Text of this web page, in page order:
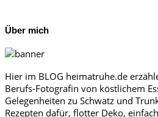
Über mich
Hier im BLOG heimatruhe.de
Berufs-Fotografin von köstlichem
Gelegenheiten zu Schwatz und
Rezepten dafür, flotter Deko,